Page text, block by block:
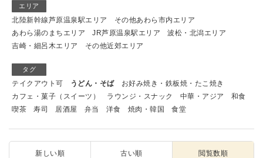
エリア
北陸新幹線芦原温泉駅エリア
その他あわら市内エリア
あわら湯のまちエリア
JR芦原温泉駅エリア
波松・北潟エリア
吉崎・細呂木エリア
その他近郊エリア
タグ
テイクアウト可 うどん・そば
お好み焼き・鉄板焼・たこ焼き
カフェ・菓子（スイーツ）
ラウンジ・スナック 中華・アジア
和食
喫茶
寿司 居酒屋 弁当 洋食 焼肉・韓国 食堂
新しい順 古い順 閲覧数順